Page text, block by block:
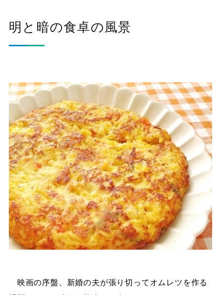
明と暗の食卓の風景
映画の序盤、新婚の夫が張り切ってオムレツを作る